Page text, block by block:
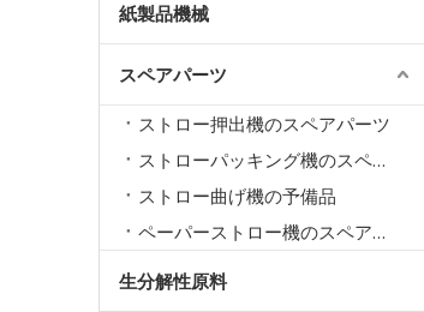
紙製品機械
スペアパーツ
ストロー押出機のスペアパーツ
ストローパッキング機のスペアパーツ
ストロー曲げ機の予備品
ペーパーストロー機のスペアパーツ
生分解性原料